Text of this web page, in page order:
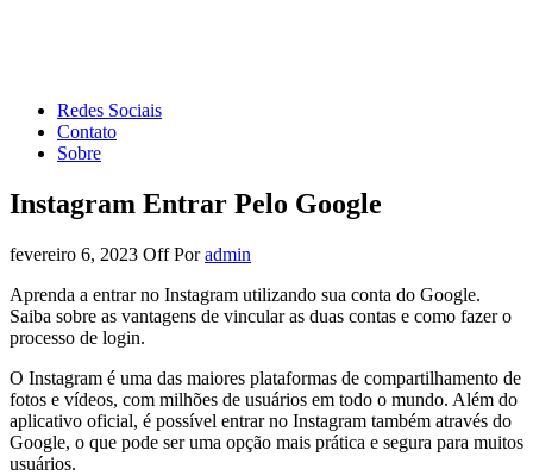
Redes Sociais
Contato
Sobre
Instagram Entrar Pelo Google
fevereiro 6, 2023 OffPor admin
Aprenda a entrar no Instagram utilizando sua conta do Google.
Saiba sobre as vantagens de vincular as duas contas e como fazer o
processo de login.
O Instagram é uma das maiores plataformas de compartilhamento de
fotos e vídeos, com milhões de usuários em todo o mundo. Além do
aplicativo oficial, é possível entrar no Instagram também através do
Google, o que pode ser uma opção mais prática e segura para muitos
usuários.